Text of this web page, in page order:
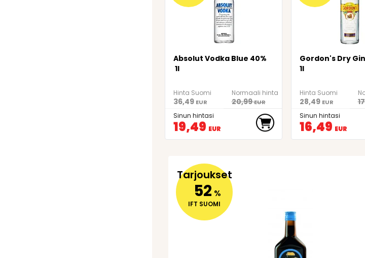
Absolut Vodka Blue 40%
1l
Hinta Suomi
36,49 EUR
Normaali hinta
20,99EUR
Sinun hintasi
19,49 EUR
Gordon's Dry
1l
Hinta Suomi
28,49 EUR
Sinun hintasi
16,49 EUR
Tarjoukset
52 %
IFT SUOMI